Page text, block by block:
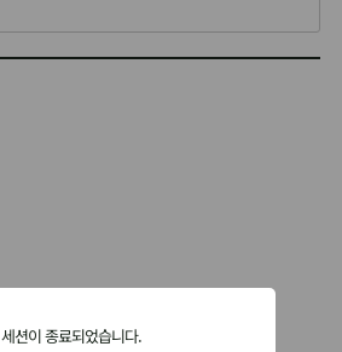
세션이 종료되었습니다.